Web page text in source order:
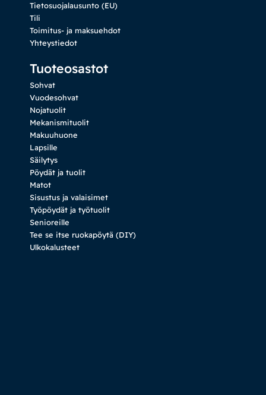
Tietosuojalausunto (EU)
Tili
Toimitus- ja maksuehdot
Yhteystiedot
Tuoteosastot
Sohvat
Vuodesohvat
Nojatuolit
Mekanismituolit
Makuuhuone
Lapsille
Säilytys
Pöydät ja tuolit
Matot
Sisustus ja valaisimet
Työpöydät ja työtuolit
Senioreille
Tee se itse ruokapöytä (DIY)
Ulkokalusteet